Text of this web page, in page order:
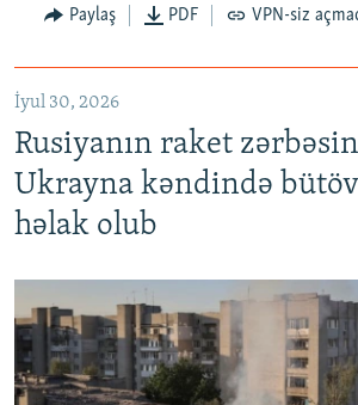
Paylaş PDF VPN-siz
İyul 30, 2026
Rusiyanın raket
Ukrayna kəndində
həlak olub